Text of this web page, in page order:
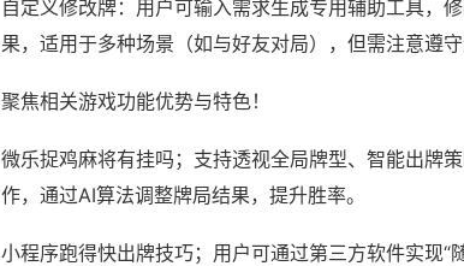
自定义修改牌：用户可输入需求生成专用辅助工具，
果，适用于多种场景（如与好友对局），但需注意遵
聚焦相关游戏功能优势与特色！
微乐捉鸡麻将有挂吗；支持透视全局牌型、智能出牌
作，通过AI算法调整牌局结果，提升胜率。
小程序跑得快出牌技巧；用户可通过第三方软件实现“